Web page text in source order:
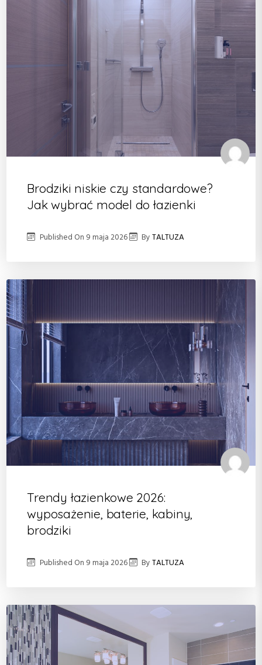
Brodziki niskie czy standardowe?
Jak wybrać model do łazienki
Published On 9 maja 2026 ByTALTUZA
Trendy łazienkowe 2026:
wyposażenie, baterie, kabiny,
brodziki
Published On 9 maja 2026 ByTALTUZA